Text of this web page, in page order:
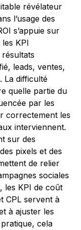
révélateur
l’usage des
s’appuie sur
KPI
résultats
leads, ventes,
La difficulté
quelle partie du
par les
correctement les
interviennent.
sur des
pixels et des
de relier
sociales
les KPI de coût
CPL servent à
à ajuster les
cela